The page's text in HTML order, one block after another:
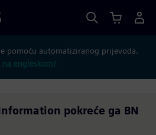
pomoću automatiziranog prijevoda.
engleskom?
pokreće ga BN